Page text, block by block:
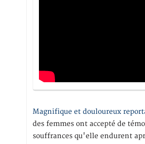
Magnifique et douloureux
des femmes ont accepté de
souffrances qu'elle endurent